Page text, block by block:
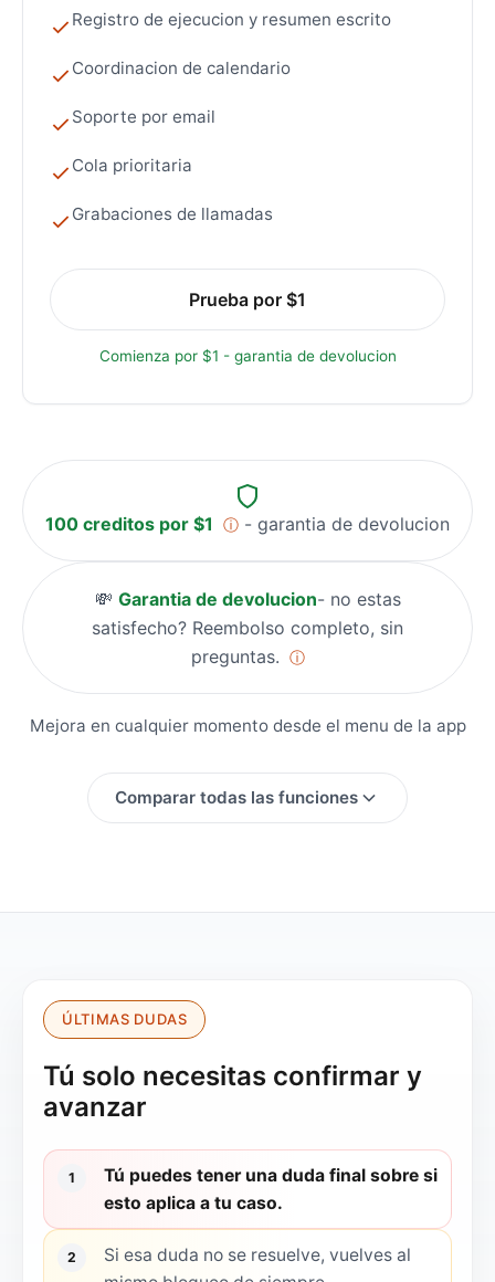
Registro de ejecucion y resumen escrito
Coordinacion de calendario
Soporte por email
Cola prioritaria
Grabaciones de llamadas
Prueba por $1
Comienza por $1 - garantia de devolucion
100 creditos por $1 ⓘ - garantia de devolucion
💸 Garantia de devolucion- no estas
satisfecho? Reembolso completo, sin
preguntas.
ⓘ
Mejora en cualquier momento desde el menu de la app
Comparar todas las funciones
Registro de ejecucion
Integracion de calendario ✓ ✓
Grabaciones de llamadas — —
Soporte Email Email
ÚLTIMAS DUDAS
Tú solo necesitas confirmar y
avanzar
1
Tú puedes tener una duda final sobre si
esto aplica a tu caso.
2
Si esa duda no se resuelve, vuelves al